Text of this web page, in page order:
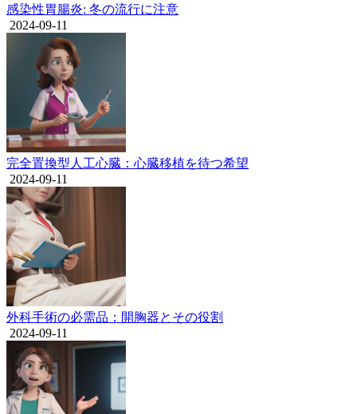
感染性胃腸炎: 冬の流行に注意
2024-09-11
完全置換型人工心臓：心臓移植を待つ希望
2024-09-11
外科手術の必需品：開胸器とその役割
2024-09-11